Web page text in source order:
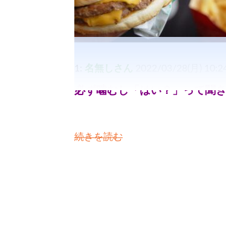
必ず噛むし「はい？」って聞
続きを読む